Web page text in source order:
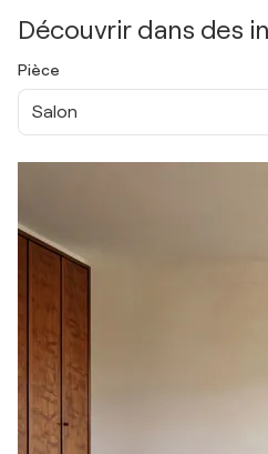
Découvrir dans des
Pièce
Salon